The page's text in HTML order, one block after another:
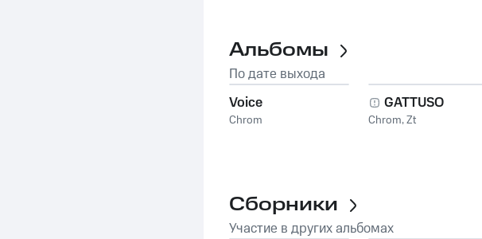
Альбомы
По дате выхода
Voice
Chrom
GATTUSO
Chrom,Zt
Сборники
Участие в других альбомах